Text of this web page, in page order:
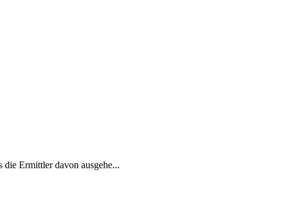
Ermittler davon ausgehe...